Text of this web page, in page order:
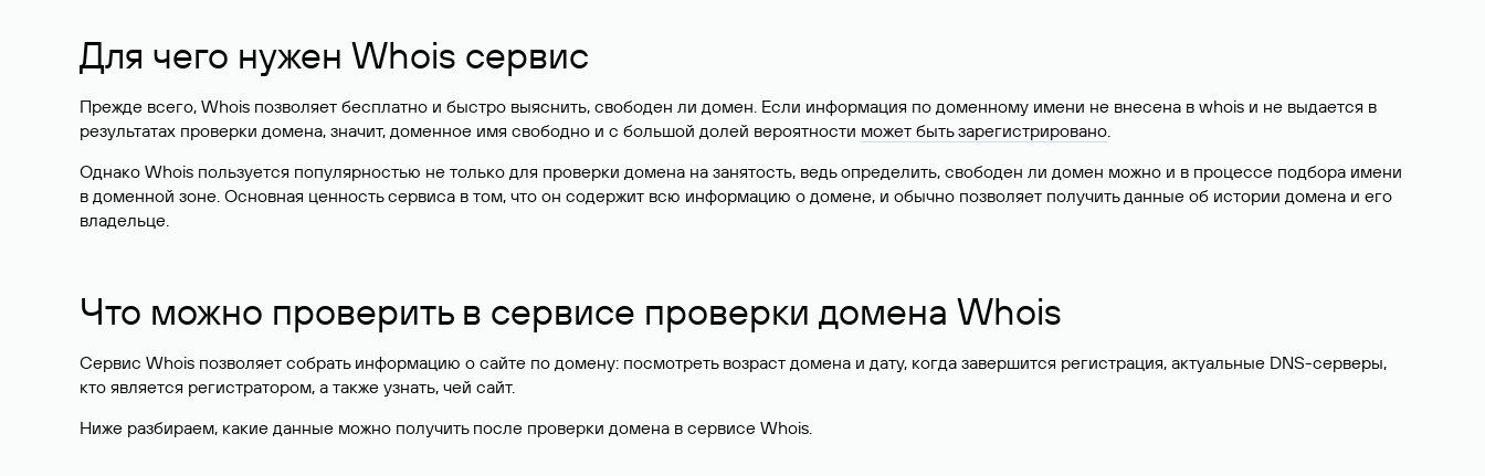
Для чего нужен Whois сервис
Прежде всего, Whois позволяет бесплатно и быстро выяснить, свободен ли домен. Если информация по доменному имени не внесена в whois и не выдается в
результатах проверки домена, значит, доменное имя свободно и с большой долей вероятности может быть зарегистрировано.
Однако Whois пользуется популярностью не только для проверки домена на занятость, ведь определить, свободен ли домен можно и в процессе подбора имени
в доменной зоне. Основная ценность сервиса в том, что он содержит всю информацию о домене, и обычно позволяет получить данные об истории домена и его
владельце.
Что можно проверить в сервисе проверки домена Whois
Сервис Whois позволяет собрать информацию о сайте по домену: посмотреть возраст домена и дату, когда завершится регистрация, актуальные DNS-серверы,
кто является регистратором, а также узнать, чей сайт.
Ниже разбираем, какие данные можно получить после проверки домена в сервисе Whois.